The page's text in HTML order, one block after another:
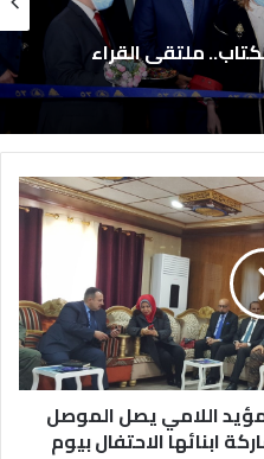
ملتقى القراء
اللامي يصل الموصل
ابنائها الاحتفال بيوم